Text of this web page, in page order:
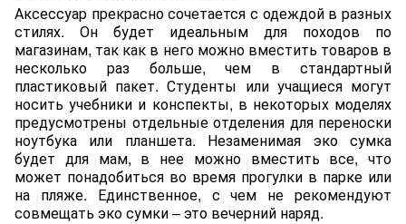
Аксессуар прекрасно сочетается с одеждой в разных
стилях. Он будет идеальным для походов по
магазинам, так как в него можно вместить товаров в
несколько раз больше, чем в стандартный
пластиковый пакет. Студенты или учащиеся могут
носить учебники и конспекты, в некоторых моделях
предусмотрены отдельные отделения для переноски
ноутбука или планшета. Незаменимая эко сумка
будет для мам, в нее можно вместить все, что
может понадобиться во время прогулки в парке или
на пляже. Единственное, с чем не рекомендуют
совмещать эко сумки – это вечерний наряд.